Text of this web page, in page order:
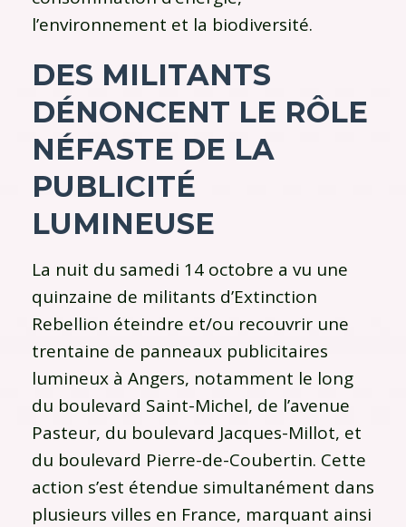
l’environnement et la biodiversité.
DES MILITANTS
DÉNONCENT LE RÔLE
NÉFASTE DE LA
PUBLICITÉ
LUMINEUSE
La nuit du samedi 14 octobre a vu une
quinzaine de militants d’Extinction
Rebellion éteindre et/ou recouvrir une
trentaine de panneaux publicitaires
lumineux à Angers, notamment le long
du boulevard Saint-Michel, de l’avenue
Pasteur, du boulevard Jacques-Millot, et
du boulevard Pierre-de-Coubertin. Cette
action s’est étendue simultanément dans
plusieurs villes en France, marquant ainsi